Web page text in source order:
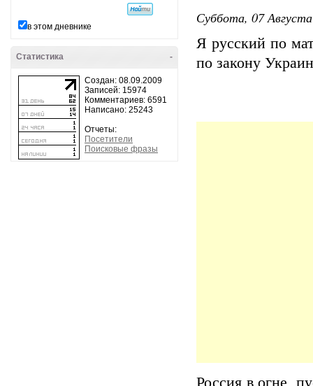
в этом дневнике
-
Статистика
Создан: 08.09.2009
Записей: 15974
Комментариев: 6591
Написано: 25243
Отчеты:
Посетители
Поисковые фразы
Суббота, 07
Я русский по
по закону
Россия в огне,